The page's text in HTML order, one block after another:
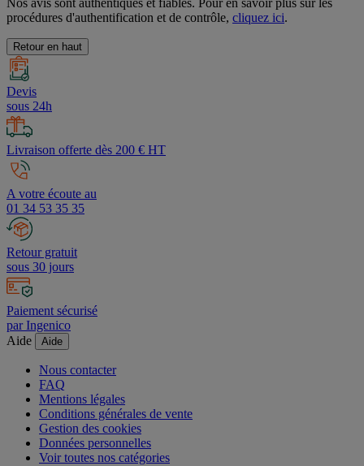
Nos avis sont authentiques et fiables. Pour en savoir plus sur les
procédures d'authentification et de contrôle, cliquez ici.
Retour en haut
Devis
sous 24h
Livraison offerte dès 200 € HT
A votre écoute au
01 34 53 35 35
Retour gratuit
sous 30 jours
Paiement sécurisé
par Ingenico
Aide
Aide
Nous contacter
FAQ
Mentions légales
Conditions générales de vente
Gestion des cookies
Données personnelles
Voir toutes nos catégories